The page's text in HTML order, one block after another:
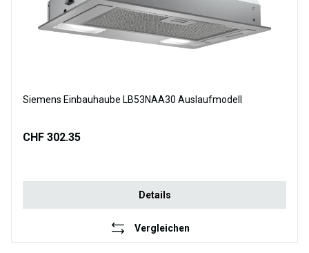
Siemens Einbauhaube LB53NAA30 Auslaufmodell
CHF 302.35
Details
Vergleichen